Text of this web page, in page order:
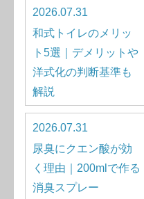
2026.07.31
和式トイレのメリッ
ト5選｜デメリットや
洋式化の判断基準も
解説
2026.07.31
尿臭にクエン酸が効
く理由｜200mlで作る
消臭スプレー